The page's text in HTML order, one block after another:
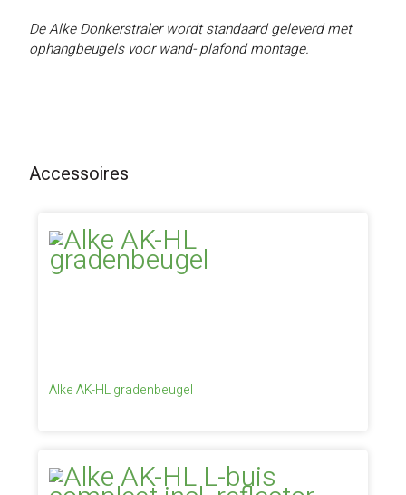
De Alke Donkerstraler wordt standaard geleverd met
ophangbeugels voor wand- plafond montage.
Accessoires
Alke AK-HL gradenbeugel